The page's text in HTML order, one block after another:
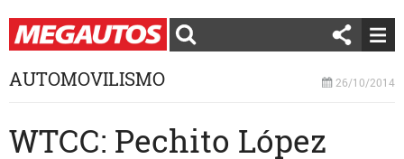
AUTOMOVILISMO 26/10/2014
WTCC: Pechito López